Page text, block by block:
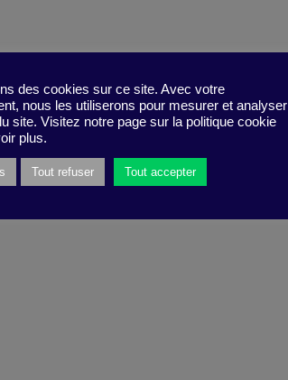
des cookies sur ce site. Avec votre
nous les utiliserons pour mesurer et analyser
site. Visitez notre page sur la politique cookie
plus.
Tout refuser Tout accepter